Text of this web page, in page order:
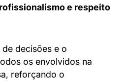
e respeito
decisões e o
os envolvidos na
reforçando o